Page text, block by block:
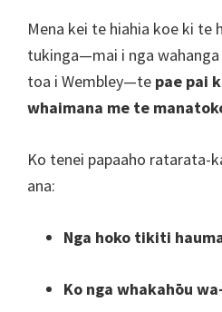
Mena kei te hiahia koe ki te
tukinga—mai i nga
toa i Wembley—te pae pai
whaimana me te
Ko tenei papaaho ratarata-
ana:
Nga hoko tikiti
Ko nga whakahōu